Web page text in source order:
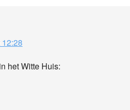
het Witte Huis: